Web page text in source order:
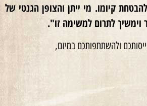
קיומו. מי ייתן והצופן הגנטי של
לתרום למשימה זו".
ולהשתתפותכם במיזם,
אלפן